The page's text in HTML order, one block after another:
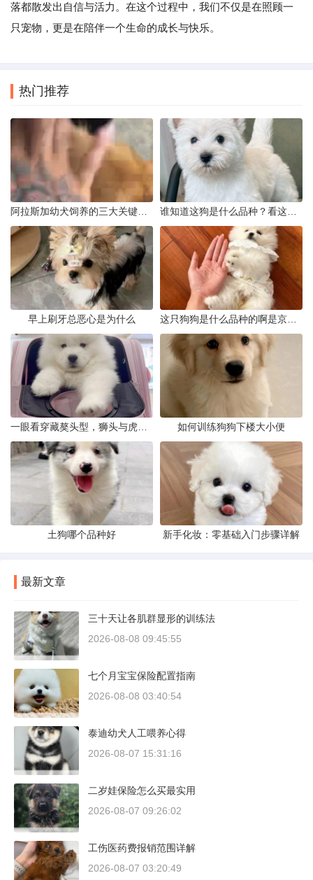
落都散发出自信与活力。在这个过程中，我们不仅是在照顾一
只宠物，更是在陪伴一个生命的成长与快乐。
热门推荐
早上刷牙总恶心是为什么
如何训练狗狗下楼大小便
土狗哪个品种好 新手化妆：零基础入门步骤详解
最新文章
三十天让各肌群显形的训练法
2026-08-08 09:45:55
七个月宝宝保险配置指南
2026-08-08 03:40:54
泰迪幼犬人工喂养心得
2026-08-07 15:31:16
二岁娃保险怎么买最实用
2026-08-07 09:26:02
工伤医药费报销范围详解
2026-08-07 03:20:49